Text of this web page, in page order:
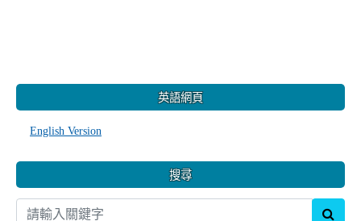
英語網頁
English Version
搜尋